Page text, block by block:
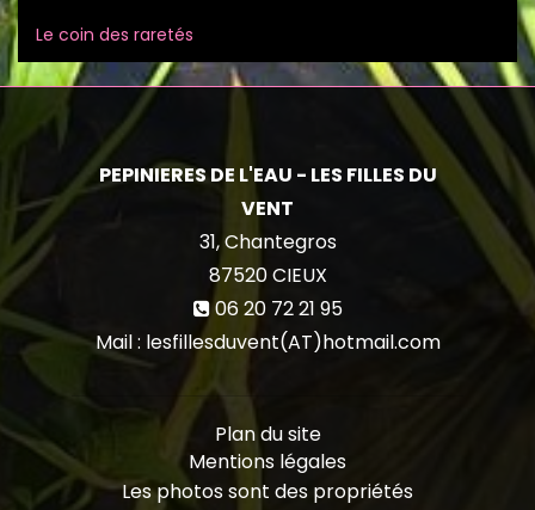
Le coin des raretés
PEPINIERES DE L'EAU - LES FILLES DU
VENT
31, Chantegros
87520CIEUX
06 20 72 21 95
Mail : lesfillesduvent(AT)hotmail.com
Plan du site
Mentions légales
Les photos sont des propriétés